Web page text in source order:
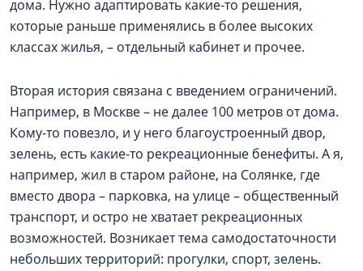
дома. Нужно адаптировать какие-то решения,
которые раньше применялись в более высоких
классах жилья, – отдельный кабинет и прочее.
Вторая история связана с введением ограничений.
Например, в Москве – не далее 100 метров от дома.
Кому-то повезло, и у него благоустроенный двор,
зелень, есть какие-то рекреационные бенефиты. А я,
например, жил в старом районе, на Солянке, где
вместо двора – парковка, на улице – общественный
транспорт, и остро не хватает рекреационных
возможностей. Возникает тема самодостаточности
небольших территорий: прогулки, спорт, зелень.